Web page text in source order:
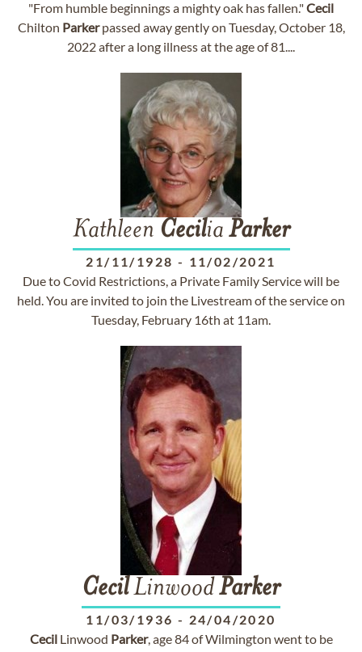
"From humble beginnings a mighty oak has fallen."Cecil
Chilton Parkerpassed away gently on Tuesday, October 18,
2022 after a long illness at the age of 81....
Kathleen Cecilia Parker
21/11/1928 - 11/02/2021
Due to Covid Restrictions, a Private Family Service will be
held. You are invited to join the Livestream of the service on
Tuesday, February 16th at 11am.
CecilLinwoodParker
11/03/1936 - 24/04/2020
CecilLinwood Parker, age 84 of Wilmington went to be